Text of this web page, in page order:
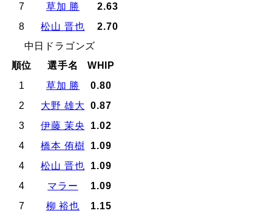
7
草加 勝
2.63
8
松山 晋也
2.70
中日ドラゴンズ
順位
選手名
WHIP
1
草加 勝
0.80
2
大野 雄大
0.87
3
伊藤 茉央
1.02
4
橋本 侑樹
1.09
4
松山 晋也
1.09
4
マラー
1.09
7
柳 裕也 1.15